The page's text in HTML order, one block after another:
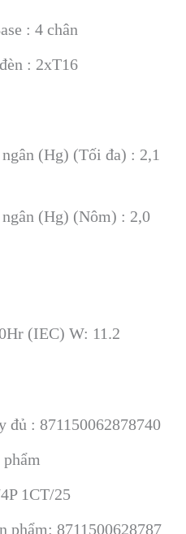
: 4 chân
: 2xT16
(Hg) (Tối đa) : 2,1
(Hg) (Nôm) : 2,0
(IEC) W: 11.2
đủ : 871150062878740
1CT/25
phẩm: 8711500628787